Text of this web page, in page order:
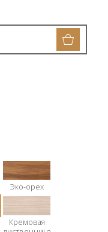
Эко-орех
Кремовая